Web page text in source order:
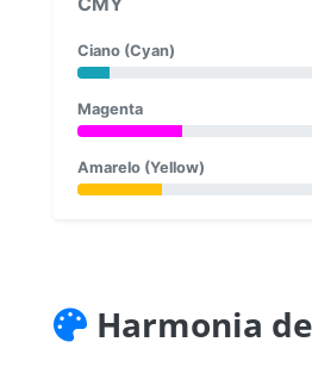
Ciano (Cyan)
Magenta
Amarelo (Yellow)
Harmonia